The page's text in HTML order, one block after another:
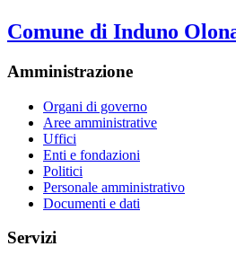
Comune di Induno
Amministrazione
Organi di governo
Aree amministrative
Uffici
Enti e fondazioni
Politici
Personale amministrativo
Documenti e dati
Servizi